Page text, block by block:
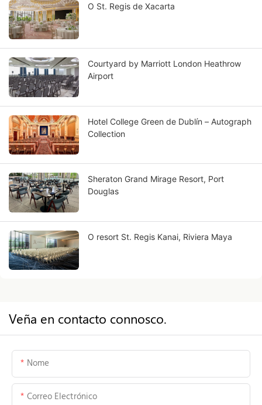
O St. Regis de Xacarta
Courtyard by Marriott London Heathrow
Airport
Hotel College Green de Dublín – Autograph
Collection
Sheraton Grand Mirage Resort, Port
Douglas
O resort St. Regis Kanai, Riviera Maya
Veña en contacto connosco.
Nome
Correo Electrónico